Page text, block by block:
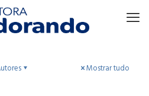
Mostrar tudo